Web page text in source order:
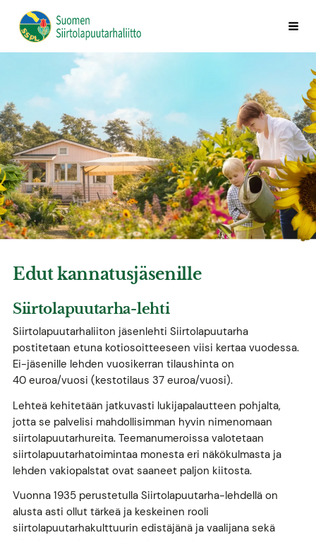
Siirry
sivun
Suomen Siirtolapuutarhaliitto ry
Edut kannatusjäsenille
Siirtolapuutarha-lehti
Siirtolapuutarhaliiton jäsenlehti Siirtolapuutarha
postitetaan etuna kotiosoitteeseen viisi kertaa vuodessa.
Ei-jäsenille lehden vuosikerran tilaushinta on
40 euroa/vuosi (kestotilaus 37 euroa/vuosi).
Lehteä kehitetään jatkuvasti lukijapalautteen pohjalta,
jotta se palvelisi mahdollisimman hyvin nimenomaan
siirtolapuutarhureita. Teemanumeroissa valotetaan
siirtolapuutarhatoimintaa monesta eri näkökulmasta ja
lehden vakiopalstat ovat saaneet paljon kiitosta.
Vuonna 1935 perustetulla Siirtolapuutarha-lehdellä on
alusta asti ollut tärkeä ja keskeinen rooli
siirtolapuutarhakulttuurin edistäjänä ja vaalijana sekä